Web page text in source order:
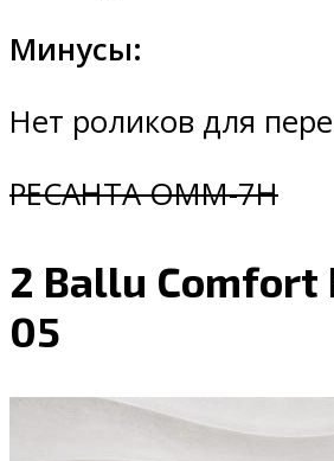
Минусы:
Нет роликов для
РЕСАНТА ОММ-7Н
2 Ballu Comfort
05